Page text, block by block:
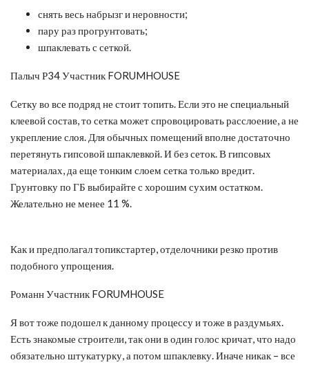
снять весь набрызг и неровности;
пару раз прогрунтовать;
шпаклевать с сеткой.
Палыч Р34 Участник FORUMHOUSE
Сетку во все подряд не стоит топить. Если это не специальный
клеевой состав, то сетка может спровоцировать расслоение, а не
укрепление слоя. Для обычных помещений вполне достаточно
перетянуть гипсовой шпаклевкой. И без сеток. В гипсовых
материалах, да еще тонким слоем сетка только вредит.
Грунтовку по ГБ выбирайте с хорошим сухим остатком.
Желательно не менее 11 %.
Как и предполагал топикстартер, отделочники резко против
подобного упрощения.
Романн Участник FORUMHOUSE
Я вот тоже подошел к данному процессу и тоже в раздумьях.
Есть знакомые строители, так они в один голос кричат, что надо
обязательно штукатурку, а потом шпаклевку. Иначе никак – все